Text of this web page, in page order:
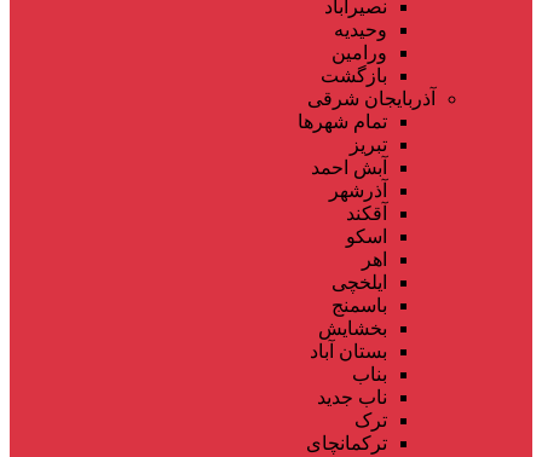
نصیرآباد
وحیدیه
ورامین
بازگشت
آذربایجان شرقی
تمام شهر‌ها
تبریز
آبش احمد
آذرشهر
آقکند
اسکو
اهر
ایلخچی
باسمنج
بخشایش
بستان آباد
بناب
ناب جدید
ترک
ترکمانچای